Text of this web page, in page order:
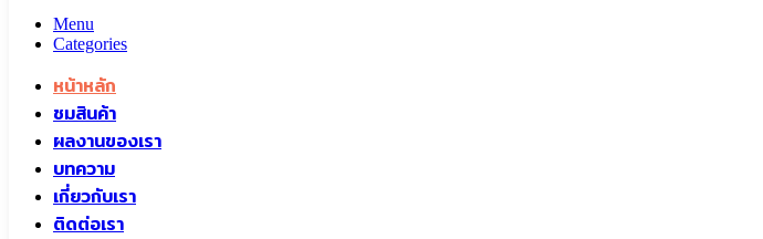
Menu
Categories
หน้าหลัก
ชมสินค้า
ผลงานของเรา
บทความ
เกี่ยวกับเรา
ติดต่อเรา